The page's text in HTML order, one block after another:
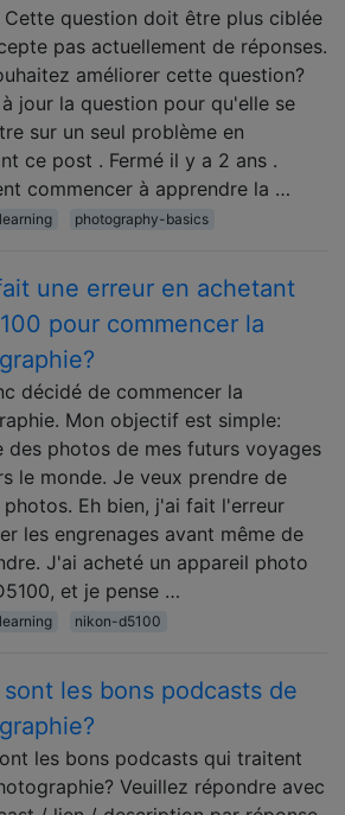
Cette question doit être plus ciblée
pas actuellement de réponses.
améliorer cette question?
jour la question pour qu'elle se
sur un seul problème en
ce post . Fermé il y a 2 ans .
commencer à apprendre la …
learning photography-basics
une erreur en achetant
pour commencer la
décidé de commencer la
Mon objectif est simple:
des photos de mes futurs voyages
le monde. Je veux prendre de
photos. Eh bien, j'ai fait l'erreur
les engrenages avant même de
J'ai acheté un appareil photo
et je pense …
learning nikon-d5100
sont les bons podcasts de
les bons podcasts qui traitent
Veuillez répondre avec